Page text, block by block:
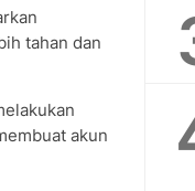
tahan dan
akun